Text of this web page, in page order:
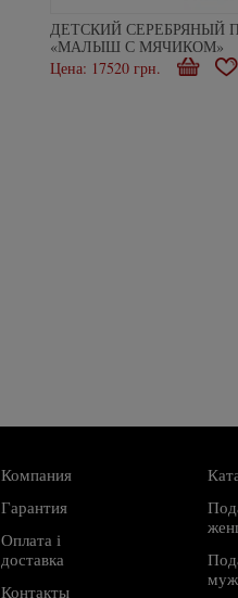
ДЕТСКИЙ СЕРЕБРЯНЫЙ
«МАЛЫШ С МЯЧИКОМ»
Цена: 17520 грн.
В
В
Компания
Гарантия
Оплата і
доставка
Контакты